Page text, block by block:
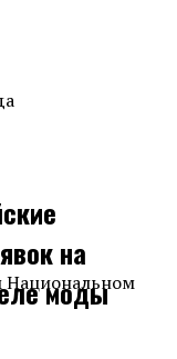
Национальном
на
моды